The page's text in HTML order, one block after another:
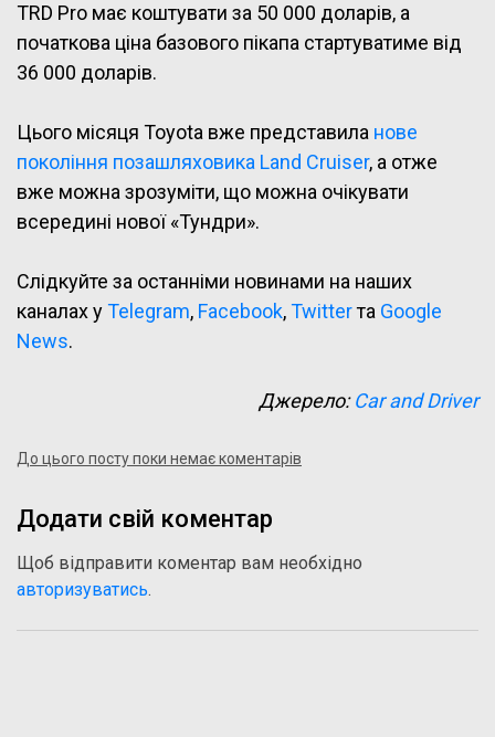
TRD Pro має коштувати за 50 000 доларів, а
початкова ціна базового пікапа стартуватиме від
36 000 доларів.
Цього місяця Toyota вже представила нове
покоління позашляховика Land Cruiser, а отже
вже можна зрозуміти, що можна очікувати
всередині нової «Тундри».
Слідкуйте за останніми новинами на наших
каналах уTelegram, Facebook,Twitterта Google
News.
Джерело:Car and Driver
До цього посту поки немає коментарів
Додати свій коментар
Щоб відправити коментар вам необхідно
авторизуватись.